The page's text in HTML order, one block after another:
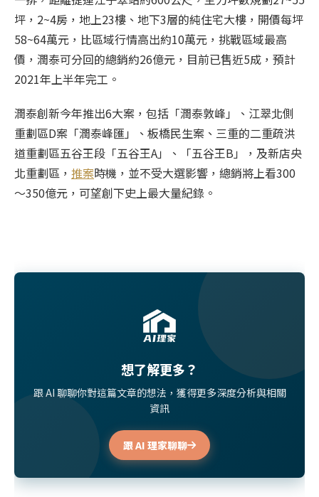
坪，2~4房，地上23樓、地下3層的純住宅大樓，開價每坪
58~64萬元，比區域行情高出約10萬元，挑戰區域最高
價，潤泰可分回的總銷約26億元，目前已售近5成，預計
2021年上半年完工。
潤泰創新今年推出6大案，包括「潤泰敦峰」、江翠北側
重劃區D案「潤泰峰匯」、板橋民生案、三重的二重疏洪
道重劃區五谷王段「五谷王A」、「五谷王B」，及新店央
北重劃區， 推案時機，並不受大選影響，總銷將上看300
～350億元，可望創下史上最大量紀錄。
想了解更多？
跟 AI 聊聊你對這篇文章的想法，獲得更多深度分析與相關
資訊
跟 AI 理家聊聊